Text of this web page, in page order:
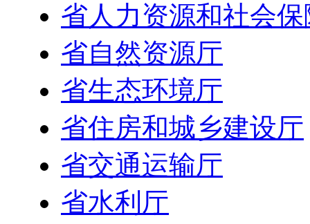
省人力资源和社会
省自然资源厅
省生态环境厅
省住房和城乡建设厅
省交通运输厅
省水利厅